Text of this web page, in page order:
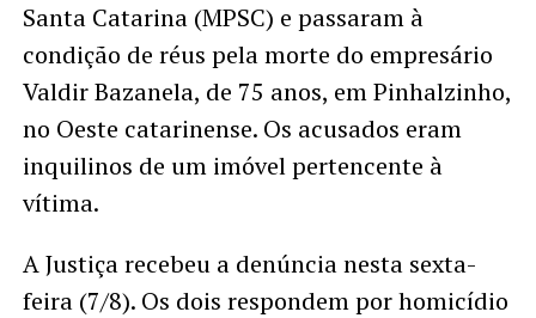
Santa Catarina (MPSC) e passaram à
condição de réus pela morte do empresário
Valdir Bazanela, de 75 anos, em Pinhalzinho,
no Oeste catarinense. Os acusados eram
inquilinos de um imóvel pertencente à
vítima.
A Justiça recebeu a denúncia nesta sexta-
feira (7/8). Os dois respondem por homicídio